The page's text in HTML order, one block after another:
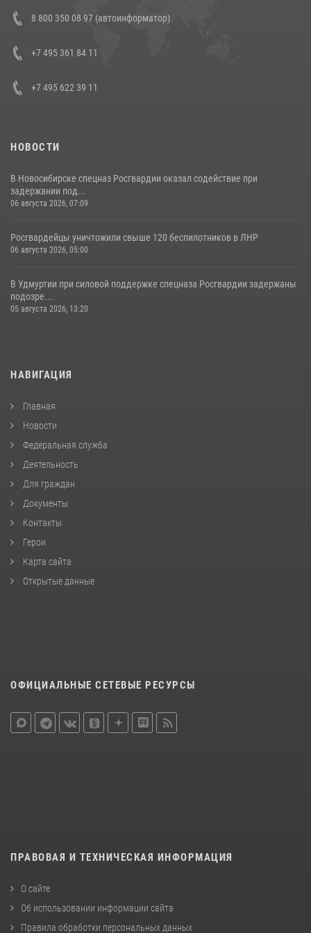
В Росгвардии прошла военно-научная конференция по обобщению
боевого опыта
8 800 350 08 97 (автоинформатор)
+7 495 361 84 11
+7 495 622 39 11
НОВОСТИ
В Новосибирске спецназ Росгвардии оказал содействие при
задержании под...
06 августа 2026, 07:09
Росгвардейцы уничтожили свыше 120 беспилотников в ЛНР
06 августа 2026, 05:00
В Удмуртии при силовой поддержке спецназа Росгвардии задержаны
подозре...
05 августа 2026, 13:20
НАВИГАЦИЯ
Главная
Новости
Федеральная служба
Деятельность
Для граждан
Документы
Контакты
Герои
Карта сайта
Открытые данные
ОФИЦИАЛЬНЫЕ СЕТЕВЫЕ РЕСУРСЫ
ПРАВОВАЯ И ТЕХНИЧЕСКАЯ ИНФОРМАЦИЯ
О сайте
Об использовании информации сайта
Правила обработки персональных данных